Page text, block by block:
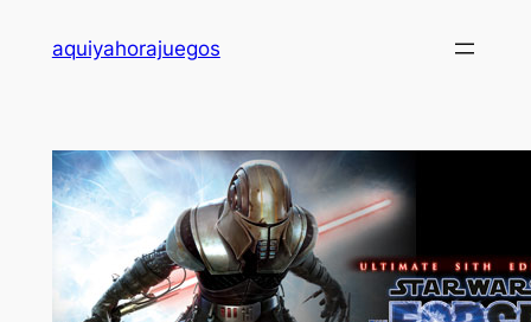
aquiyahorajuegos